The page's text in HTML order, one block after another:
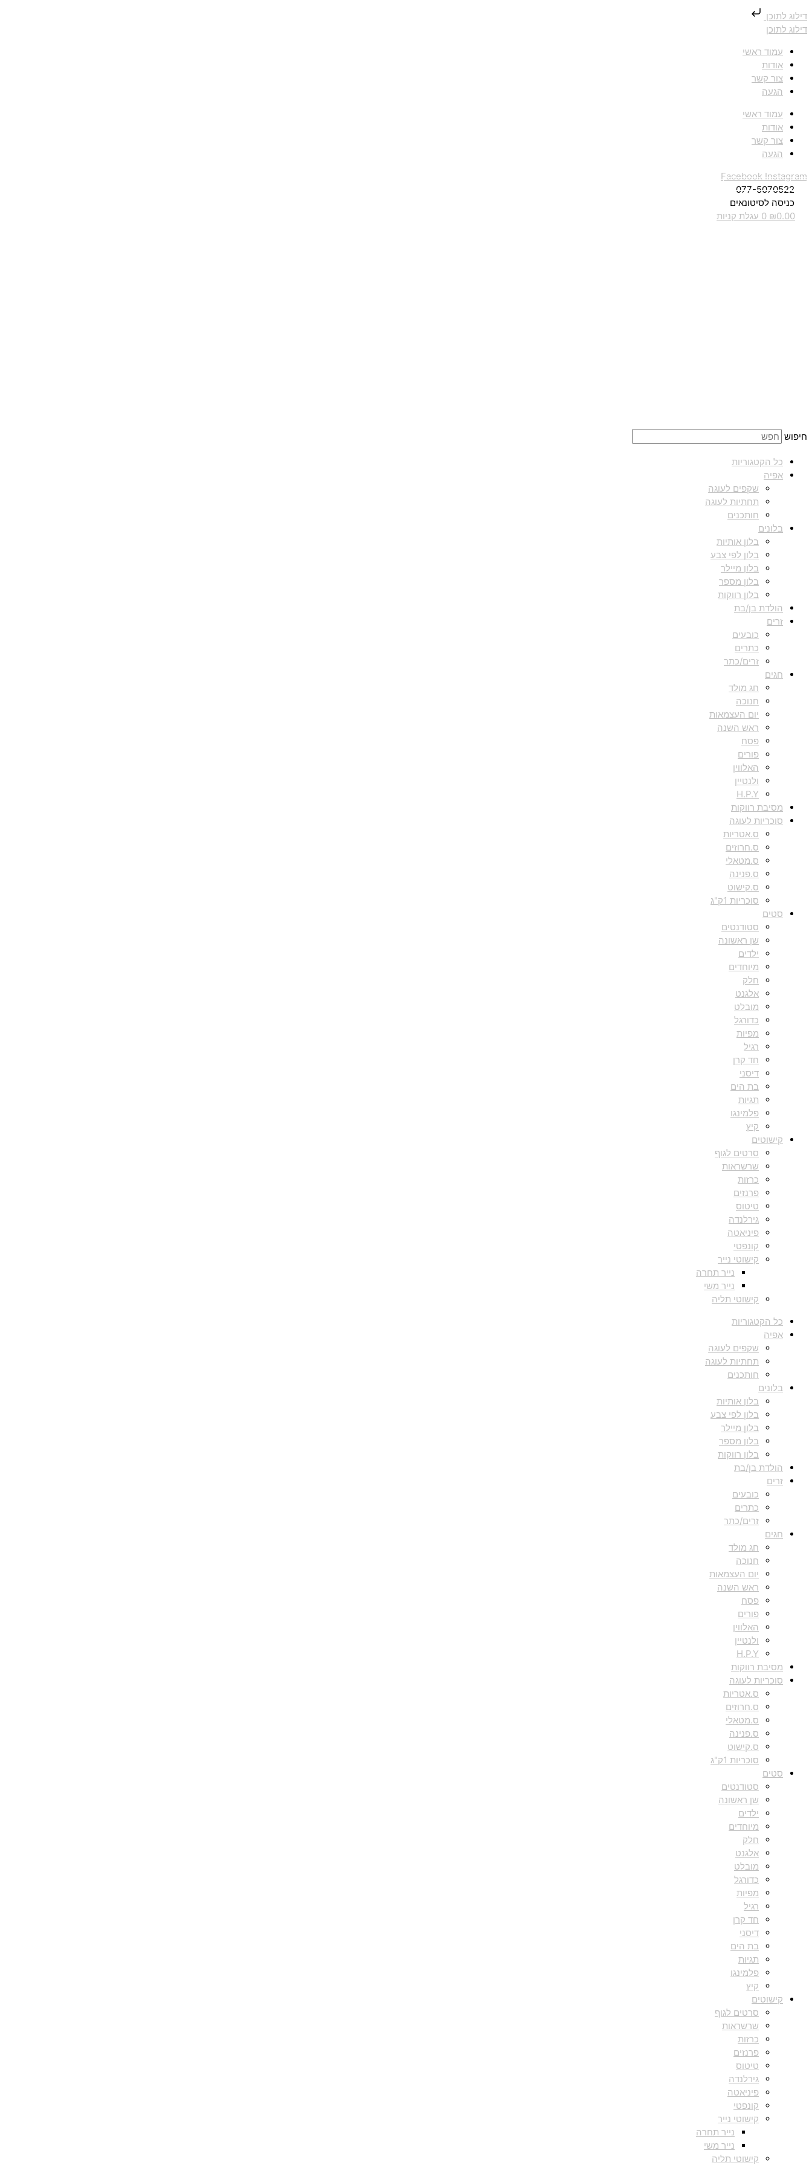
דילוג לתוכן
דילוג לתוכן
עמוד ראשי
אודות
צור קשר
הגעה
עמוד ראשי
אודות
צור קשר
הגעה
Facebook Instagram
077-5070522
כניסה לסיטונאים
₪0.00
0 עגלת קניות
חיפוש
כל הקטגוריות
אפיה
שקפים לעוגה
תחתיות לעוגה
חותכנים
בלונים
בלון אותיות
בלון לפי צבע
בלון מיילר
בלון מספר
בלון רווקות
הולדת בן/בת
זרים
כובעים
כתרים
זרים/כתר
חגים
חג מולד
חנוכה
יום העצמאות
ראש השנה
פסח
פורים
האלווין
ולנטיין
H.P.Y
מסיבת רווקות
סוכריות לעוגה
ס.אטריות
ס.חרוזים
ס.מטאלי
ס.פנינה
ס.קישוט
סוכריות 1ק"ג
סטים
סטודנטים
שן ראשונה
ילדים
מיוחדים
חלק
אלגנט
מובלט
כדורגל
מפיות
רגיל
חד קרן
דיסני
בת הים
תגיות
פלמינגו
קיץ
קישוטים
סרטים לגוף
שרשראות
כרזות
פרנזים
טיטוס
גירלנדה
פיניאטה
קונפטי
קישוטי נייר
נייר תחרה
נייר משי
קישוטי תליה
כל הקטגוריות
אפיה
שקפים לעוגה
תחתיות לעוגה
חותכנים
בלונים
בלון אותיות
בלון לפי צבע
בלון מיילר
בלון מספר
בלון רווקות
הולדת בן/בת
זרים
כובעים
כתרים
זרים/כתר
חגים
חג מולד
חנוכה
יום העצמאות
ראש השנה
פסח
פורים
האלווין
ולנטיין
H.P.Y
מסיבת רווקות
סוכריות לעוגה
ס.אטריות
ס.חרוזים
ס.מטאלי
ס.פנינה
ס.קישוט
סוכריות 1ק"ג
סטים
סטודנטים
שן ראשונה
ילדים
מיוחדים
חלק
אלגנט
מובלט
כדורגל
מפיות
רגיל
חד קרן
דיסני
בת הים
תגיות
פלמינגו
קיץ
קישוטים
סרטים לגוף
שרשראות
כרזות
פרנזים
טיטוס
גירלנדה
פיניאטה
קונפטי
קישוטי נייר
נייר תחרה
נייר משי
קישוטי תליה